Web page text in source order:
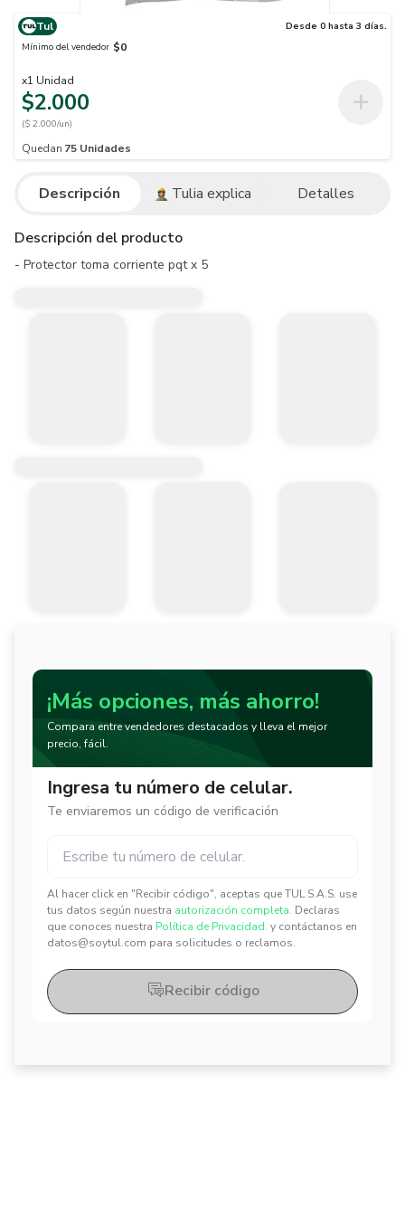
Tul
Desde 0 hasta 3 días.
Mínimo del vendedor $0
x1 Unidad
$2.000
($ 2.000/un)
Quedan 75 Unidades
Descripción Tulia explica Detalles
Descripción del producto
- Protector toma corriente pqt x 5
¡Más opciones, más ahorro!
Compara entre vendedores destacados y lleva el mejor
precio, fácil.
Ingresa tu número de celular.
Te enviaremos un código de verificación
Al hacer click en "Recibir código", aceptas que TUL S.A.S. use
tus datos según nuestra autorización completa. Declaras
que conoces nuestra Política de Privacidad. y contáctanos en
datos@soytul.com para solicitudes o reclamos.
✕
✕
Recibir código